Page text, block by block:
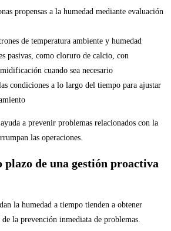
propensas a la humedad mediante evaluación
de temperatura ambiente y humedad
pasivas, como cloruro de calcio, con
cuando sea necesario
condiciones a lo largo del tiempo para ajustar
a prevenir problemas relacionados con la
las operaciones.
plazo de una gestión proactiva
la humedad a tiempo tienden a obtener
la prevención inmediata de problemas.